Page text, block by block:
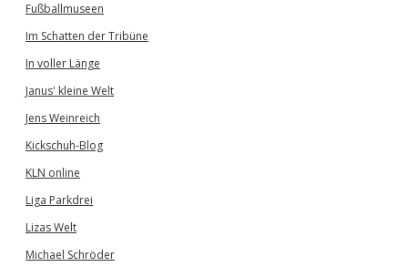
Fußballmuseen
Im Schatten der Tribüne
In voller Länge
Janus' kleine Welt
Jens Weinreich
Kickschuh-Blog
KLN online
Liga Parkdrei
Lizas Welt
Michael Schröder